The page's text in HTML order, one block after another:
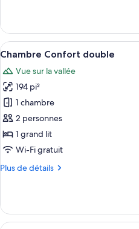
Living)
Suite
(Modern
Viking
Afficher
toutes
les
photos
pour
ce
type
de
chambre :
Chambre
8
Chambre Confort double
Vue sur la vallée
194 pi²
1 chambre
2 personnes
1 grand lit
Wi-Fi gratuit
Plus de détails
Plus
Chambre
Confort